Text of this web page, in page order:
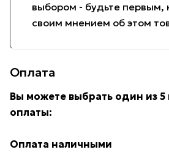
выбором - будьте первым,
своим мнением об этом
Оплата
Вы можете выбрать один из 5
оплаты:
Оплата наличными